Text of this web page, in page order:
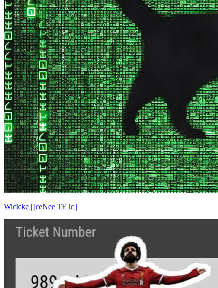
Wicicke | |ceNee TE ic |